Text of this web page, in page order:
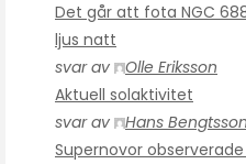
Det går att fota NGC
ljus natt
svar av
Olle Eriksson
Aktuell solaktivitet
svar av
Hans Bengtsson
Supernovor